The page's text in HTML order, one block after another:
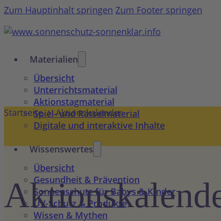
Zum Hauptinhalt springen Zum Footer springen
Materialien
Übersicht
Unterrichtsmaterial
Aktionstagmaterial
Spiel- und Rätselmaterial
Digitale und interaktive Inhalte
Wissenswertes
Übersicht
Gesundheit & Prävention
Sonnenschutz für Babys & Kinder
UV-Schutz & Produkte
Wissen & Mythen
Startseite Aktionskalender